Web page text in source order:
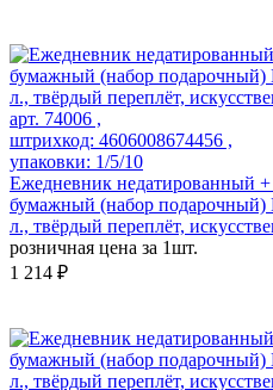
арт. 74006 ,
штрихкод: 4606008674456 ,
упаковки: 1/5/10
Ежедневник недатированный +
бумажный (набор
л., твёрдый переплёт,
розничная цена за 1шт.
1 214 ₽